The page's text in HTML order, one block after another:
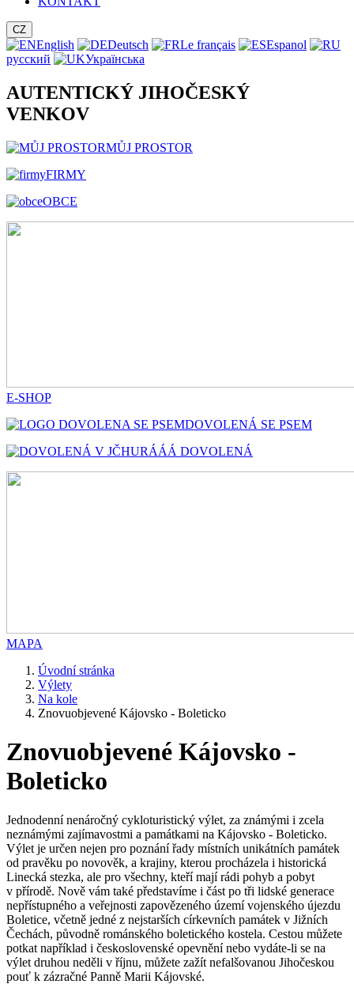
CZ
English Deutsch Le français
Espanol
русский
Українська
AUTENTICKÝ JIHOČESKÝ
VENKOV
MŮJ PROSTOR
FIRMY
OBCE
E-SHOP
DOVOLENÁ SE PSEM
HURÁÁÁ DOVOLENÁ
MAPA
Úvodní stránka
Výlety
Na kole
Znovuobjevené Kájovsko - Boleticko
Znovuobjevené Kájovsko -
Boleticko
Jednodenní nenáročný cykloturistický výlet, za známými i zcela
neznámými zajímavostmi a památkami na Kájovsko - Boleticko.
Výlet je určen nejen pro poznání řady místních unikátních památek
od pravěku po novověk, a krajiny, kterou procházela i historická
Linecká stezka, ale pro všechny, kteří mají rádi pohyb a pobyt
v přírodě. Nově vám také představíme i část po tři lidské generace
nepřístupného a veřejnosti zapovězeného území vojenského újezdu
Boletice, včetně jedné z nejstarších církevních památek v Jižních
Čechách, původně románského boletického kostela. Cestou můžete
potkat například i československé opevnění nebo vydáte-li se na
výlet druhou neděli v říjnu, můžete zažít nefalšovanou Jihočeskou
pouť k zázračné Panně Marii Kájovské.